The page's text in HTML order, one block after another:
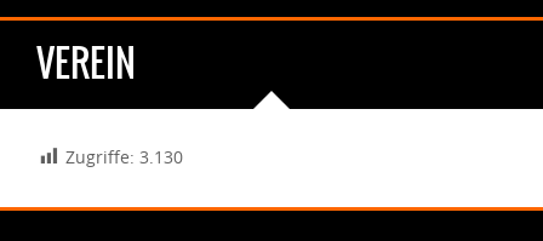
VEREIN
Zugriffe: 3.130